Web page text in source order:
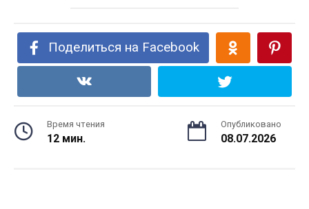
Поделиться на Facebook
Время чтения
12 мин.
Опубликовано
08.07.2026